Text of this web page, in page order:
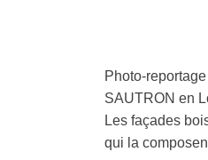
Photo-
SAUTRON en
Les façades
qui la